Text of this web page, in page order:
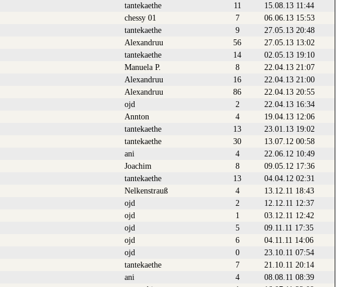
tantekaethe 11
15.08.13 11:44
chessy 01 7
06.06.13 15:53
tantekaethe 9
27.05.13 20:48
Alexandruu 56
27.05.13 13:02
tantekaethe 14
02.05.13 19:10
Manuela P. 8
22.04.13 21:07
Alexandruu 16
22.04.13 21:00
Alexandruu 86
22.04.13 20:55
ojd 2
22.04.13 16:34
Annton 4
19.04.13 12:06
tantekaethe 13
23.01.13 19:02
tantekaethe 30
13.07.12 00:58
ani 4
22.06.12 10:49
Joachim 8
09.05.12 17:36
tantekaethe 13
04.04.12 02:31
Nelkenstrauß 4
13.12.11 18:43
ojd 2
12.12.11 12:37
ojd 1
03.12.11 12:42
ojd 5
09.11.11 17:35
ojd 6
04.11.11 14:06
ojd 0
23.10.11 07:54
tantekaethe 7
21.10.11 20:14
ani 4
08.08.11 08:39